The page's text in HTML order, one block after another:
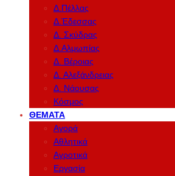
Δ.Πέλλας
Δ.Έδεσσας
Δ. Σκύδρας
Δ.Αλμωπίας
Δ. Βέροιας
Δ. Αλεξάνδρειας
Δ. Νάουσας
Κόσμος
ΘΈΜΑΤΑ
Αγορά
Αθλητικά
Αγροτικά
Εργασία